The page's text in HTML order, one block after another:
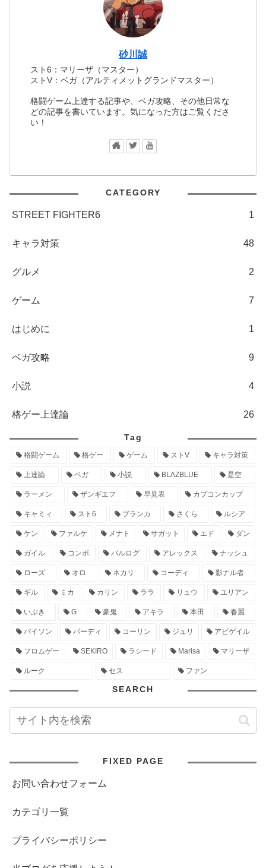
砂川誠
スト6：マリーザ（マスター）
ストV：ベガ（アルティメットグランドマスター）
格闘ゲーム上達する記事や、ベガ攻略、その他日常な
どの記事を書いています。気になった方はご覧くださ
い！
CATEGORY
STREET FIGHTER6 1
キャラ対策 48
グルメ 2
ゲーム 7
はじめに 1
ベガ攻略 9
小説 4
格ゲー上達論 26
Tag
格闘ゲーム 格ゲー ゲーム ストV キャラ対策
上達論 ベガ 小説 BLAZBLUE 是空
ラーメン ザンギエフ 早見表 カプコンカップ
キャミィ スト6 ブランカ さくら ルシア
ケン ファルケ メナト サガット エド ダン
ガイル コンボ バルログ アレックス ナッシュ
ローズ オロ ネカリ コーディ 影ナル者
ギル ミカ カリン ララ リュウ ユリアン
いぶき G 豪鬼 アキラ 本田 春麗
バイソン バーディ コーリン ジュリ アビゲイル
フロムゲー SEKIRO ラシード Marisa マリーザ
ルーク セス ファン
SEARCH
FIXED PAGE
お問い合わせフォーム
カテゴリ一覧
プライバシーポリシー